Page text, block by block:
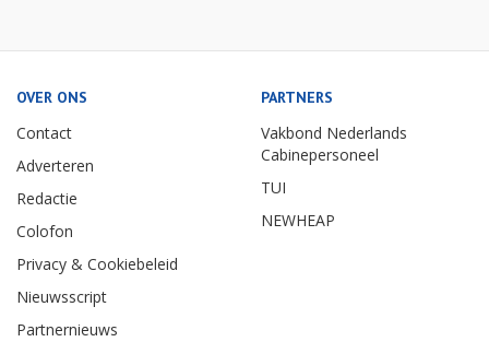
OVER ONS
Contact
Adverteren
Redactie
Colofon
Privacy & Cookiebeleid
Nieuwsscript
Partnernieuws
PARTNERS
Vakbond Nederlands
Cabinepersoneel
TUI
NEWHEAP